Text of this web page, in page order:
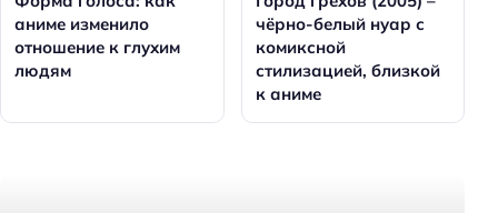
аниме изменило
отношение к глухим
людям
чёрно-белый нуар с
комиксной
стилизацией, близкой
к аниме